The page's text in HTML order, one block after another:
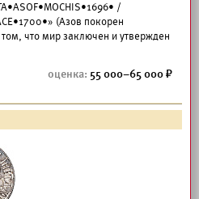
/
(Азов покорен
что мир заключен и утвержден
55 000–65 000